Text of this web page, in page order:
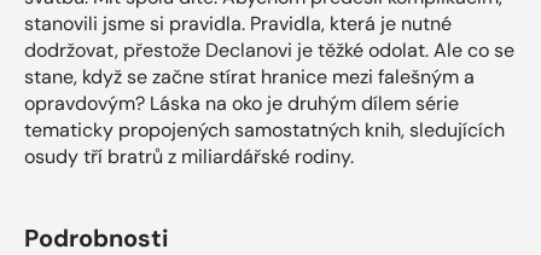
stanovili jsme si pravidla. Pravidla, která je nutné
dodržovat, přestože Declanovi je těžké odolat. Ale co se
stane, když se začne stírat hranice mezi falešným a
opravdovým? Láska na oko je druhým dílem série
tematicky propojených samostatných knih, sledujících
osudy tří bratrů z miliardářské rodiny.
Podrobnosti